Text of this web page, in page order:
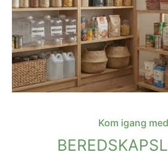
Kom igang med